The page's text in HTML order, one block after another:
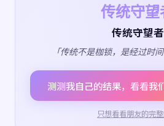
传统守望
传统守望者
「传统不是枷锁，是经过时
测测我自己的结果，看看我
只想看看朋友的完